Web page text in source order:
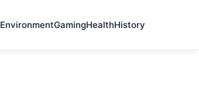
EnvironmentGamingHealthHistory